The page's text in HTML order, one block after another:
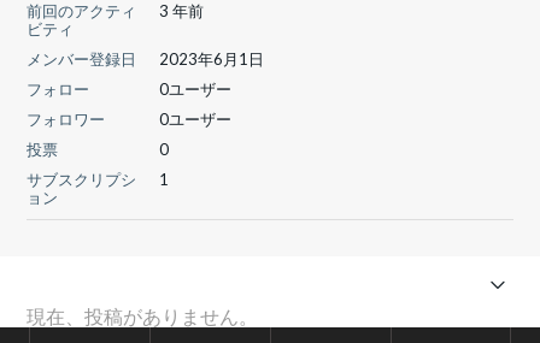
前回のアクティ
ビティ
3 年前
メンバー登録日
2023年6月1日
フォロー
0ユーザー
フォロワー
0ユーザー
投票
0
サブスクリプシ
ョン
1
現在、投稿がありません。